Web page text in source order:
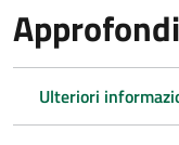
Ulteriori